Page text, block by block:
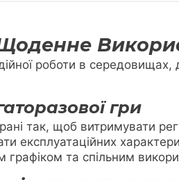
Щоденне
роботи в
гри
так, щоб витримувати
експлуатаційних
графіком та спільним